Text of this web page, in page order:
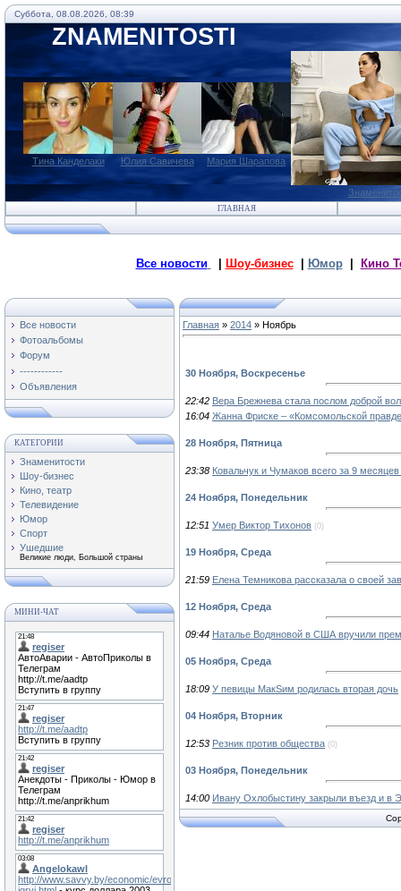
Суббота, 08.08.2026, 08:39
ZNAMENITOSTI
Тина Канделаки Юлия Савичева Мария Шарапова
ГЛАВНАЯ
Все новости Шоу-бизнес| Юмор| Кино
Все новости
Фотоальбомы
Форум
------------
Объявления
КАТЕГОРИИ
Знаменитости
Шоу-бизнес
Кино, театр
Телевидение
Юмор
Спорт
Ушедшие
Великие люди, Большой страны
МИНИ-ЧАТ
Главная » 2014 » Ноябрь
30 Ноября, Воскресенье
22:42 Вера Брежнева стала послом доброй
16:04 Жанна Фриске – «Комсомольской
28 Ноября, Пятница
23:38 Ковальчук и Чумаков всего за 9
24 Ноября, Понедельник
12:51 Умер Виктор Тихонов (0)
19 Ноября, Среда
21:59 Елена Темникова рассказала о своей
12 Ноября, Среда
09:44 Наталье Водяновой в США вручили
05 Ноября, Среда
18:09 У певицы МакSим родилась вторая дочь
04 Ноября, Вторник
12:53 Резник против общества (0)
03 Ноября, Понедельник
14:00 Ивану Охлобыстину закрыли въезд и в